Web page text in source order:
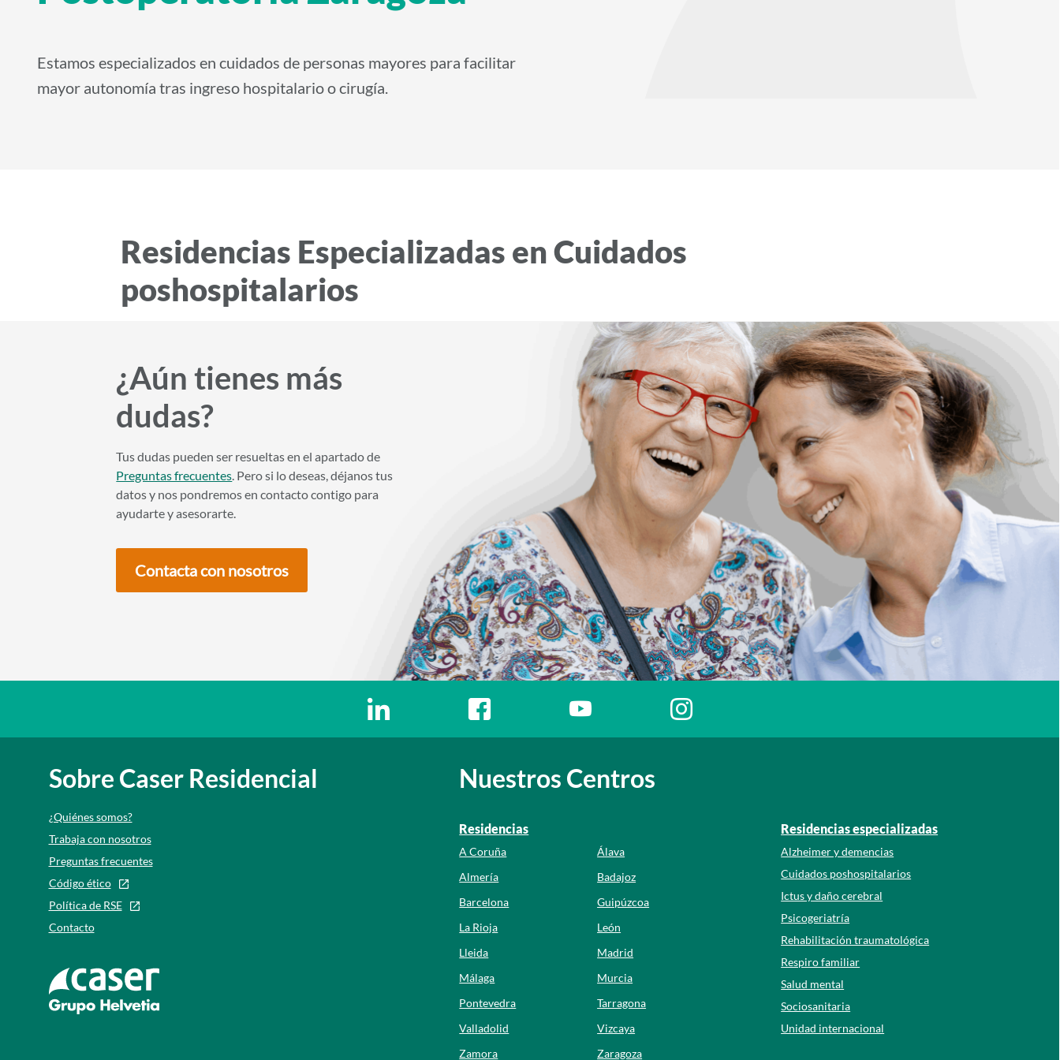
Estamos especializados en cuidados de personas mayores para facilitar
mayor autonomía tras ingreso hospitalario o cirugía.
Residencias Especializadas en Cuidados
poshospitalarios
¿Aún tienes más
dudas?
Tus dudas pueden ser resueltas en el apartado de
Preguntas frecuentes. Pero si lo deseas, déjanos tus
datos y nos pondremos en contacto contigo para
ayudarte y asesorarte.
Contacta con nosotros
Ir a a la red social. Abre ventana nueva
Ir a a la red social. Abre ventana nueva
Ir a a la red social. Abre ventana nuevaIr a a la red social. Abre ventana nueva
Sobre Caser Residencial
¿Quiénes somos?
Trabaja con nosotros
Preguntas frecuentes
Código ético
Política de RSE
Contacto
Ir a la web de caser
Nuestros Centros
Residencias
A Coruña
Álava
Almería
Badajoz
Barcelona
Guipúzcoa
La Rioja
León
Lleida
Madrid
Málaga
Murcia
Pontevedra
Tarragona
Valladolid
Vizcaya
Zamora
Zaragoza
Residencias especializadas
Alzheimer y demencias
Cuidados poshospitalarios
Ictus y daño cerebral
Psicogeriatría
Rehabilitación traumatológica
Respiro familiar
Salud mental
Sociosanitaria
Unidad internacional